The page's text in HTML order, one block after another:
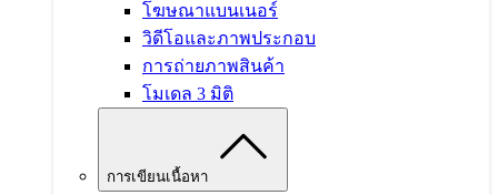
โฆษณาแบนเนอร์
วิดีโอและภาพประกอบ
การถ่ายภาพสินค้า
โมเดล 3 มิติ
การเขียนเนื้อหา